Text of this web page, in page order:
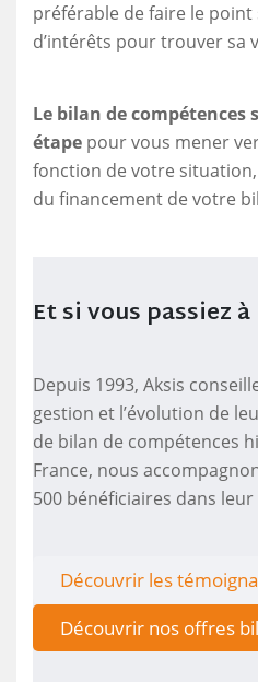
préférable de faire le point
d’intérêts pour trouver sa
Le bilan de compétences
étape pour vous mener
fonction de votre
du financement de votre
Et si vous passiez à
Depuis 1993, Aksis
gestion et l’évolution de
de bilan de compétences
France, nous
500 bénéficiaires dans
Découvrir les
Découvrir nos offres